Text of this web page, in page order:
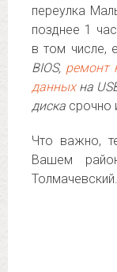
переулка
позднее 1
в том числе,
BIOS, ремонт
данныхна
диска срочно
Что важно,
Вашем
Толмачевский.